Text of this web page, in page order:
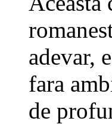
adevar,
fara
de